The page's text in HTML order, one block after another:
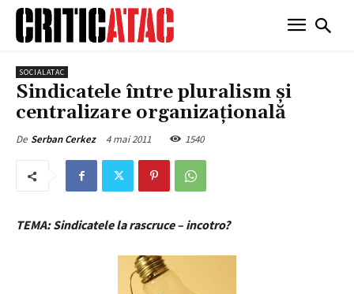
SOCIALATAC
Sindicatele între pluralism şi
centralizare organizaţională
De Serban Cerkez 4 mai 2011 1540
TEMA: Sindicatele la rascruce – incotro?